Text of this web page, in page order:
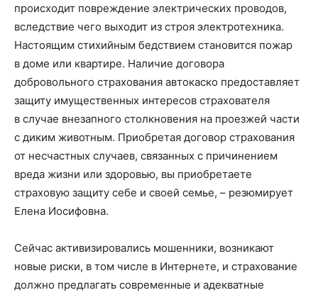
происходит повреждение электрических проводов,
вследствие чего выходит из строя электротехника.
Настоящим стихийным бедствием становится пожар
в доме или квартире. Наличие договора
добровольного страхования автокаско предоставляет
защиту имущественных интересов страхователя
в случае внезапного столкновения на проезжей части
с диким животным. Приобретая договор страхования
от несчастных случаев, связанных с причинением
вреда жизни или здоровью, вы приобретаете
страховую защиту себе и своей семье, – резюмирует
Елена Иосифовна.
Сейчас активизировались мошенники, возникают
новые риски, в том числе в Интернете, и страхование
должно предлагать современные и адекватные